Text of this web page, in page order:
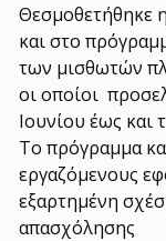
Θεσμοθετήθηκε
και στο
των μισθωτών
οι οποίοι
Ιουνίου έως και
Το πρόγραμμα
εργαζόμενους
εξαρτημένη
απασχόλησης